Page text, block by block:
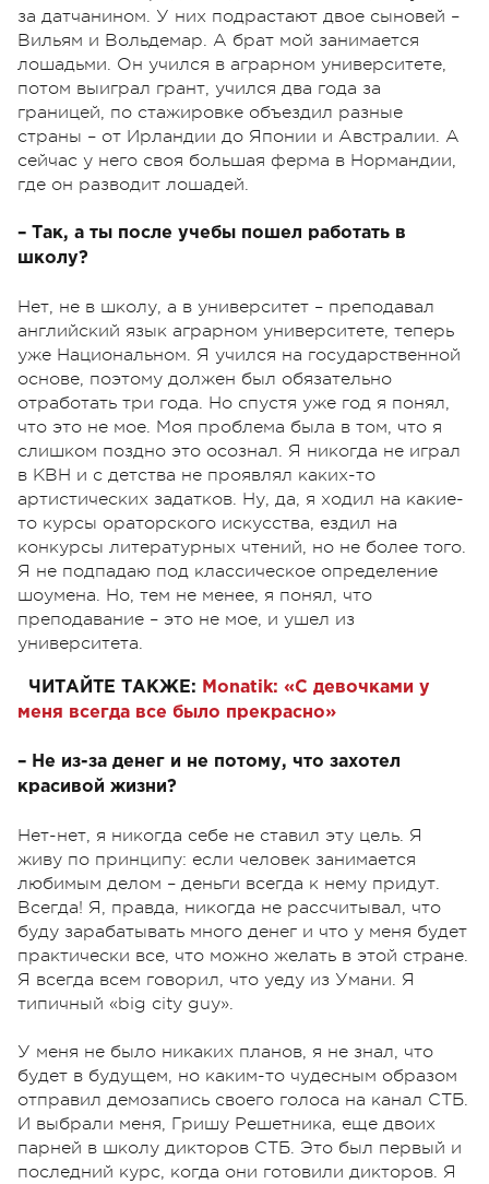
за датчанином. У них подрастают двое сыновей –
Вильям и Вольдемар. А брат мой занимается
лошадьми. Он учился в аграрном университете,
потом выиграл грант, учился два года за
границей, по стажировке объездил разные
страны – от Ирландии до Японии и Австралии. А
сейчас у него своя большая ферма в Нормандии,
где он разводит лошадей.
– Так, а ты после учебы пошел работать в
школу?
Нет, не в школу, а в университет – преподавал
английский язык аграрном университете, теперь
уже Национальном. Я учился на государственной
основе, поэтому должен был обязательно
отработать три года. Но спустя уже год я понял,
что это не мое. Моя проблема была в том, что я
слишком поздно это осознал. Я никогда не играл
в КВН и с детства не проявлял каких-то
артистических задатков. Ну, да, я ходил на какие-
то курсы ораторского искусства, ездил на
конкурсы литературных чтений, но не более того.
Я не подпадаю под классическое определение
шоумена. Но, тем не менее, я понял, что
преподавание – это не мое, и ушел из
университета.
ЧИТАЙТЕ ТАКЖЕ: Monatik: «С девочками у
меня всегда все было прекрасно»
– Не из-за денег и не потому, что захотел
красивой жизни?
Нет-нет, я никогда себе не ставил эту цель. Я
живу по принципу: если человек занимается
любимым делом – деньги всегда к нему придут.
Всегда! Я, правда, никогда не рассчитывал, что
буду зарабатывать много денег и что у меня будет
практически все, что можно желать в этой стране.
Я всегда всем говорил, что уеду из Умани. Я
типичный «big city guy».
У меня не было никаких планов, я не знал, что
будет в будущем, но каким-то чудесным образом
отправил демозапись своего голоса на канал СТБ.
И выбрали меня, Гришу Решетника, еще двоих
парней в школу дикторов СТБ. Это был первый и
последний курс, когда они готовили дикторов. Я